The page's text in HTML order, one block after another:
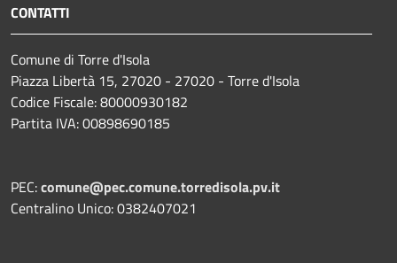
CONTATTI
Comune di Torre d'Isola
Piazza Libertà 15, 27020 - 27020 - Torre d'Isola
Codice Fiscale: 80000930182
Partita IVA: 00898690185
PEC:comune@pec.comune.torredisola.pv.it
Centralino Unico: 0382407021